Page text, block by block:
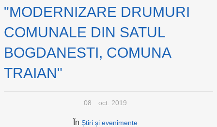
"MODERNIZARE DRUMURI
COMUNALE DIN SATUL
BOGDANESTI, COMUNA
TRAIAN"
08 oct. 2019
În Știri și evenimente